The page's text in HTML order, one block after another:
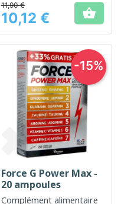
Prix
11,90 €
10,12 € 
Force G Power Max -
20 ampoules
Complément alimentaire
-15%